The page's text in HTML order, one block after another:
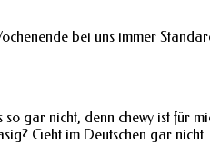
bei uns immer
gar nicht, denn chewy ist für
Geht im Deutschen gar nicht.